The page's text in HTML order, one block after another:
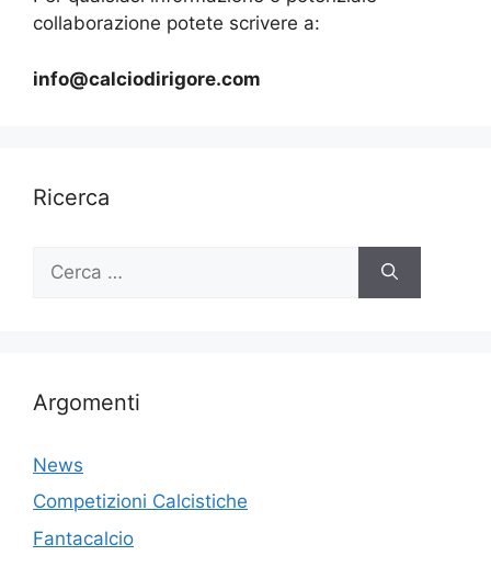
collaborazione potete scrivere a:
info@calciodirigore.com
Ricerca
per:
Argomenti
News
Competizioni Calcistiche
Fantacalcio